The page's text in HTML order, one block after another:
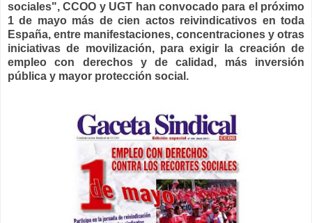
sociales", CCOO y UGT han convocado para el próximo
1 de mayo más de cien actos reivindicativos en toda
España, entre manifestaciones, concentraciones y otras
iniciativas de movilización, para exigir la creación de
empleo con derechos y de calidad, más inversión
pública y mayor protección social.